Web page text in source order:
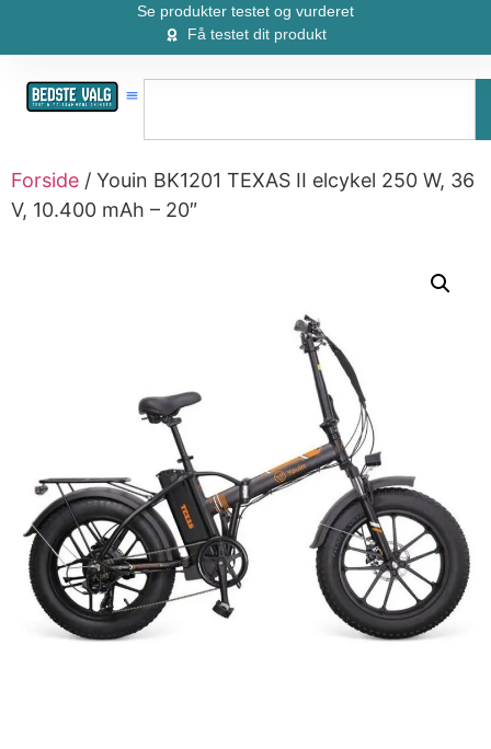
Se produkter testet og vurderet
Få testet dit produkt
Forside / Youin BK1201 TEXAS II elcykel 250 W, 36
V, 10.400 mAh – 20″